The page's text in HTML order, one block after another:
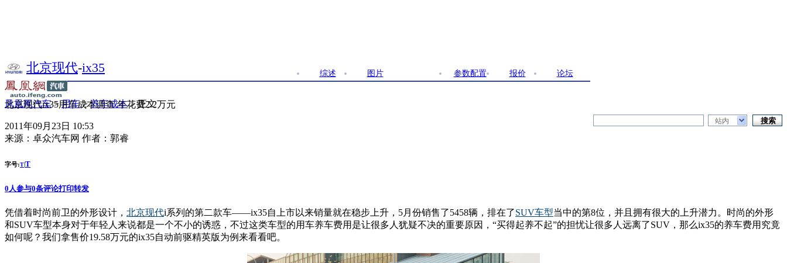
北京现代-ix35 综述 图片 参数配置 报价 论坛
凤凰网汽车>用车>养车成本> 正文
站内
北京现代ix35用车成本调查 年花费2.2万元
2011年09月23日 10:53
来源： 卓众汽车网 作者： 郭睿
字号:T|T
0 人参与0条评论打印转发
凭借着时尚前卫的外形设计， 北京现代i系列的第二款车——ix35自上市以来销量就在稳步上升，5月份销售了5458辆，排在了SUV车型当中的第8位，并且拥有很大的上升潜力。时尚的外形
和SUV车型本身对于年轻人来说都是一个不小的诱惑，不过这类车型的用车养车费用是让很多人犹疑不决的重要原因，“买得起养不起”的担忧让很多人远离了SUV，那么ix35的养车费用究竟
如何呢？我们拿售价19.58万元的ix35自动前驱精英版为例来看看吧。